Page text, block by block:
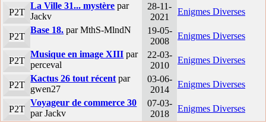
P2T
La Ville 31... mystère par
Jackv
28-11-
2021
Enigmes Diverses
P2T
Base 18. par MthS-MlndN
19-05-
2008
Enigmes Diverses
P2T
Musique en image XIII par
perceval
22-03-
2010
Enigmes Diverses
P2T
Kactus 26 tout récent par
gwen27
03-06-
2014
Enigmes Diverses
P2T
Voyageur de commerce 30
par Jackv
07-03-
2018
Enigmes Diverses